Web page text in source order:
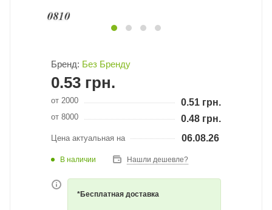
Бренд: Без Бренду
0.53 грн.
от 2000 0.51 грн.
от 8000 0.48 грн.
Цена актуальная на 06.08.26
В наличии Нашли дешевле?
*Бесплатная доставка